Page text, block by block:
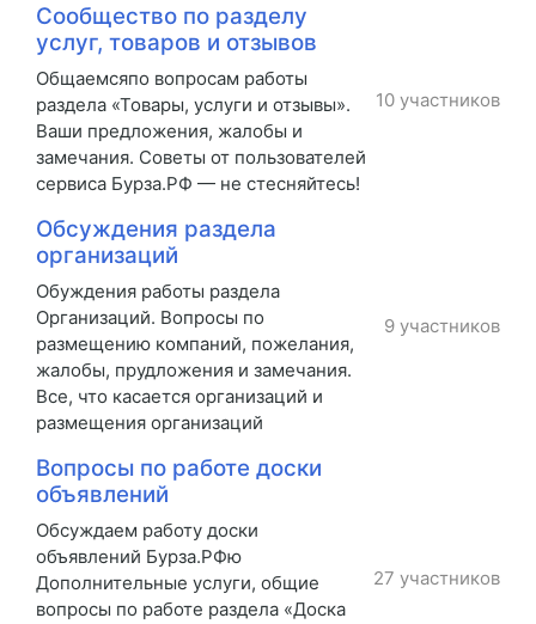
Сообщество по разделу
услуг, товаров и отзывов
Общаемсяпо вопросам работы
раздела «Товары, услуги и отзывы».
Ваши предложения, жалобы и
замечания. Советы от пользователей
сервиса Бурза.РФ — не стесняйтесь!
10 участников
Обсуждения раздела
организаций
Обуждения работы раздела
Организаций. Вопросы по
размещению компаний, пожелания,
жалобы, прудложения и замечания.
Все, что касается организаций и
размещения организаций
9 участников
Вопросы по работе доски
объявлений
Обсуждаем работу доски
объявлений Бурза.РФю
Дополнительные услуги, общие
вопросы по работе раздела «Доска
27 участников